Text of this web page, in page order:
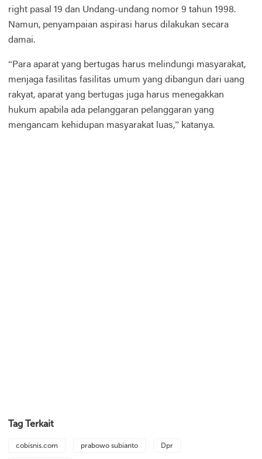
right pasal 19 dan Undang-undang nomor 9 tahun 1998.
Namun, penyampaian aspirasi harus dilakukan secara
damai.
“Para aparat yang bertugas harus melindungi masyarakat,
menjaga fasilitas fasilitas umum yang dibangun dari uang
rakyat, aparat yang bertugas juga harus menegakkan
hukum apabila ada pelanggaran pelanggaran yang
mengancam kehidupan masyarakat luas,” katanya.
Tag Terkait
cobisnis.com prabowo subianto Dpr